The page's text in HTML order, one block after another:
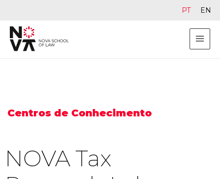
Centros de Conhecimento
NOVA Tax
PT EN